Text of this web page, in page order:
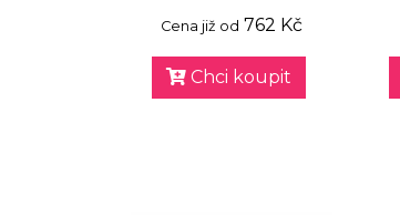
Cena již od 762 Kč
Chci koupit